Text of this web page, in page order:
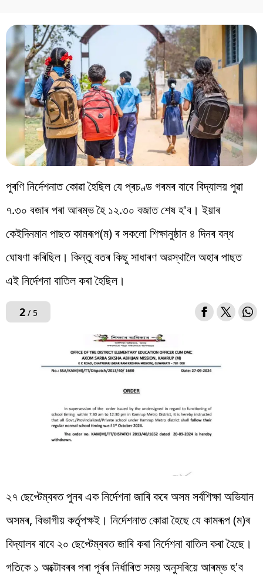
পুৰণি নিৰ্দেশনাত কোৱা হৈছিল যে প্ৰচণ্ড গৰমৰ বাবে বিদ্যালয় পুৱা
৭.৩০ বজাৰ পৰা আৰম্ভ হৈ ১২.৩০ বজাত শেষ হ'ব। ইয়াৰ
কেইদিনমান পাছত কামৰূপ(ম) ৰ সকলো শিক্ষানুষ্ঠান ৪ দিনৰ বন্ধ
ঘোষণা কৰিছিল। কিন্তু বতৰ কিছু সাধাৰণ অৱস্থালৈ অহাৰ পাছত
এই নিৰ্দেশনা বাতিল কৰা হৈছিল।
2/ 5
২৭ ছেপ্টেম্বৰত পুনৰ এক নিৰ্দেশনা জাৰি কৰে অসম সৰ্বশিক্ষা অভিযান
অসমৰ, বিভাগীয় কৰ্তৃপক্ষই। নিৰ্দেশনাত কোৱা হৈছে যে কামৰূপ (ম)ৰ
বিদ্যালৰ বাবে ২০ ছেপ্টেম্বৰত জাৰি কৰা নিৰ্দেশনা বাতিল কৰা হৈছে।
গতিকে ১ অক্টোবৰৰ পৰা পূৰ্বৰ নিৰ্ধাৰিত সময় অনুসৰিয়ে আৰম্ভ হ'ব